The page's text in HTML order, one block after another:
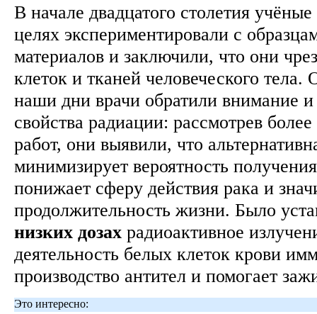
В начале двадцатого столетия
целях экспериментировали с
материалов и заключили, что они
клеток и тканей человеческого тела.
наши дни врачи обратили внимание
свойства радиации: рассмотрев
работ, они выявили, что
минимизирует вероятность
понижает сферу действия рака и
продолжительность жизни. Было
низких дозах радиоактивное
деятельность белых клеток крови
производство антител и помогает
Это интересно: